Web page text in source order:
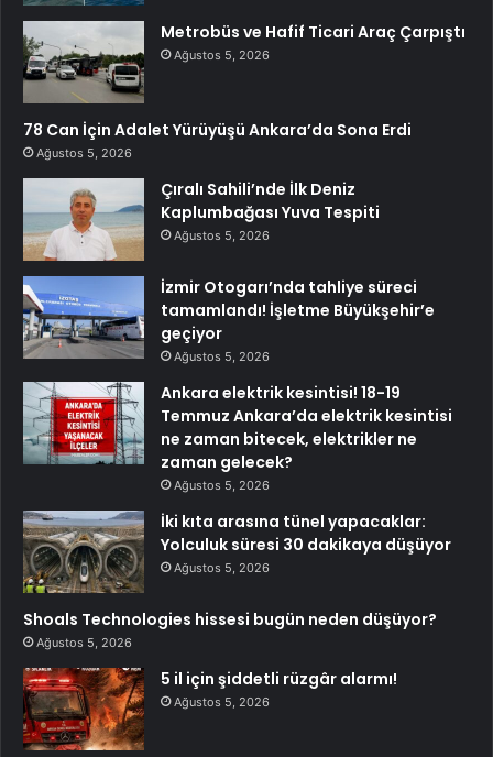
Metrobüs ve Hafif Ticari Araç Çarpıştı
Ağustos 5, 2026
78 Can İçin Adalet Yürüyüşü Ankara’da Sona Erdi
Ağustos 5, 2026
Çıralı Sahili’nde İlk Deniz
Kaplumbağası Yuva Tespiti
Ağustos 5, 2026
İzmir Otogarı’nda tahliye süreci
tamamlandı! İşletme Büyükşehir’e
geçiyor
Ağustos 5, 2026
Ankara elektrik kesintisi! 18-19
Temmuz Ankara’da elektrik kesintisi
ne zaman bitecek, elektrikler ne
zaman gelecek?
Ağustos 5, 2026
İki kıta arasına tünel yapacaklar:
Yolculuk süresi 30 dakikaya düşüyor
Ağustos 5, 2026
Shoals Technologies hissesi bugün neden düşüyor?
Ağustos 5, 2026
5 il için şiddetli rüzgâr alarmı!
Ağustos 5, 2026